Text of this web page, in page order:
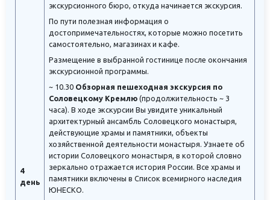
4
день
экскурсионного бюро, откуда начинается экскурсия.
По пути полезная информация о
достопримечательностях, которые можно посетить
самостоятельно, магазинах и кафе.
Размещение в выбранной гостинице после окончания
экскурсионной программы.
~ 10.30 Обзорная пешеходная экскурсия по
Соловецкому Кремлю (продолжительность ~ 3
часа). В ходе экскурсии Вы увидите уникальный
архитектурный ансамбль Соловецкого монастыря,
действующие храмы и памятники, объекты
хозяйственной деятельности монастыря. Узнаете об
истории Соловецкого монастыря, в которой словно
зеркально отражается история России. Все храмы и
памятники включены в Список всемирного наследия
ЮНЕСКО.